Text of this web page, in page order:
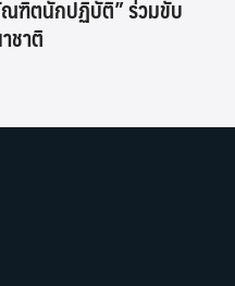
ฑิตนักปฏิบัติ” ร่วมขับ
าติ